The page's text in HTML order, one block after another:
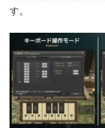
す。